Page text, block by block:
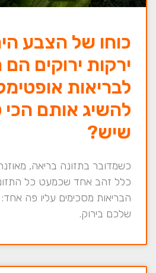
כוחו של הצבע
ירקות ירוקים
לבריאות
להשיג אותם הכי
שיש?
כשמדובר בתזונה בריאה, מאוזנת
כלל זהב אחד שכמעט כל
הבריאות מסכימים עליו פה
שלכם בירוק.